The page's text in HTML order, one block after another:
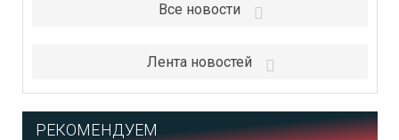
Все новости
Лента новостей
РЕКОМЕНДУЕМ